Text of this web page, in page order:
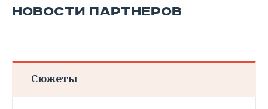
НОВОСТИ ПАРТНЕРОВ
Сюжеты